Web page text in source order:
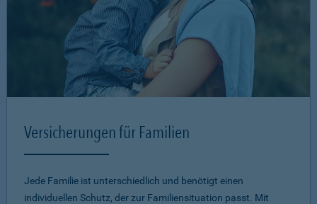
Versicherungen für Familien
Jede Familie ist unterschiedlich und benötigt einen
individuellen Schutz, der zur Familiensituation passt. Mit